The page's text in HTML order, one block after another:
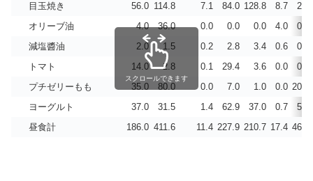
目玉焼き
56.0 114.8 7.1 84.0 128.8 8.7
2.2
オリーブ油
4.0 36.0 0.0 0.0 0.0 4.0
0.0
減塩醬油
2.0 1.5 0.2 2.8 3.4 0.6
0.0
トマト
14.0 2.8 0.1 29.4 3.6 0.0
0.5
プチゼリーもも
35.0 80.0 0.0 7.0 1.0 0.0 20.0
ヨーグルト
37.0 31.5 1.4 62.9 37.0 0.7
5.1
昼食計
186.0 411.6 11.4 227.9 210.7 17.4 46.2
スクロールできます